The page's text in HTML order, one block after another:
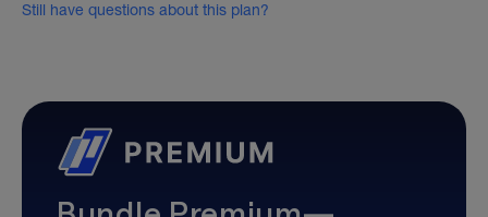
Still have questions about this plan?